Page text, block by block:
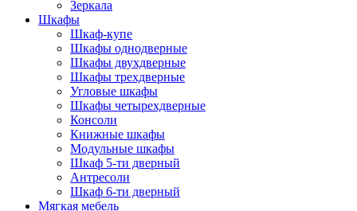
Зеркала
Шкафы
Шкаф-купе
Шкафы однодверные
Шкафы двухдверные
Шкафы трехдверные
Угловые шкафы
Шкафы четырехдверные
Консоли
Книжные шкафы
Модульные шкафы
Шкаф 5-ти дверный
Антресоли
Шкаф 6-ти дверный
Мягкая мебель